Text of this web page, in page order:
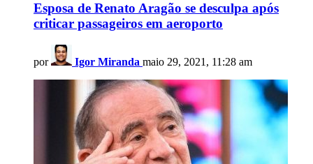
Esposa de Renato Aragão se desculpa após
criticar passageiros em aeroporto
por Igor Miranda maio 29, 2021, 11:28 am